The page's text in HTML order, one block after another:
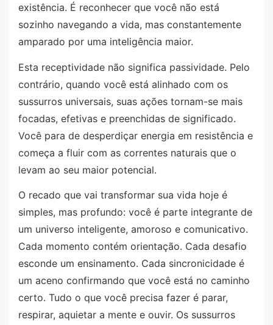
existência. É reconhecer que você não está
sozinho navegando a vida, mas constantemente
amparado por uma inteligência maior.
Esta receptividade não significa passividade. Pelo
contrário, quando você está alinhado com os
sussurros universais, suas ações tornam-se mais
focadas, efetivas e preenchidas de significado.
Você para de desperdiçar energia em resistência e
começa a fluir com as correntes naturais que o
levam ao seu maior potencial.
O recado que vai transformar sua vida hoje é
simples, mas profundo: você é parte integrante de
um universo inteligente, amoroso e comunicativo.
Cada momento contém orientação. Cada desafio
esconde um ensinamento. Cada sincronicidade é
um aceno confirmando que você está no caminho
certo. Tudo o que você precisa fazer é parar,
respirar, aquietar a mente e ouvir. Os sussurros